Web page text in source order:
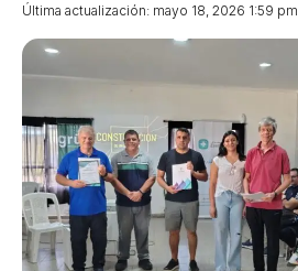
Última actualización: mayo 18, 2026 1:59 pm